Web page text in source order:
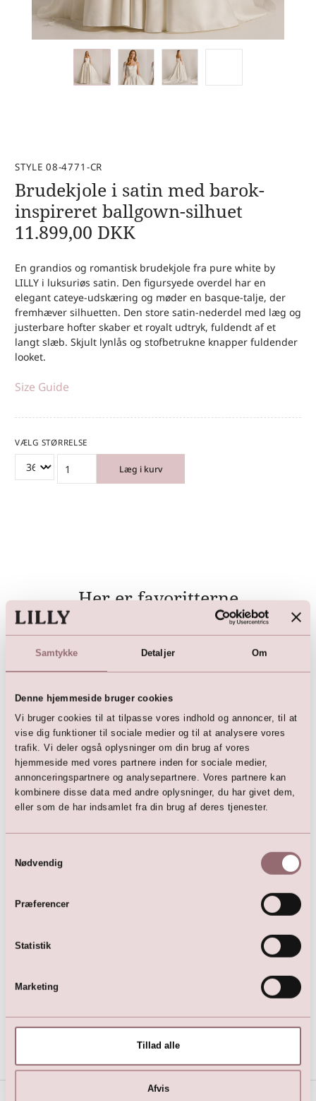
Samtykke Detaljer Om
Denne hjemmeside bruger cookies
Vi bruger cookies til at tilpasse vores indhold og annoncer, til at
vise dig funktioner til sociale medier og til at analysere vores
trafik. Vi deler også oplysninger om din brug af vores
hjemmeside med vores partnere inden for sociale medier,
annonceringspartnere og analysepartnere. Vores partnere kan
kombinere disse data med andre oplysninger, du har givet dem,
eller som de har indsamlet fra din brug af deres tjenester.
Nødvendig
Præferencer
Statistik
Marketing
Tillad alle
Afvis
STYLE 08-4771-CR
Brudekjole i satin med barok-
inspireret ballgown-silhuet
11.899,00 DKK
En grandios og romantisk brudekjole fra pure white by
LILLY i luksuriøs satin. Den figursyede overdel har en
elegant cateye-udskæring og møder en basque-talje, der
fremhæver silhuetten. Den store satin-nederdel med læg og
justerbare hofter skaber et royalt udtryk, fuldendt af et
langt slæb. Skjult lynlås og stofbetrukne knapper fuldender
looket.
Size Guide
VÆLG STØRRELSE
Læg i kurv
Her er favoritterne
Offwhite blonde top med lang
ærmer
1.299,00 DKK
LILLY Brudekjole med stor
tylsnederdel og slæb
8.499,00 DKK
975,00 DKK